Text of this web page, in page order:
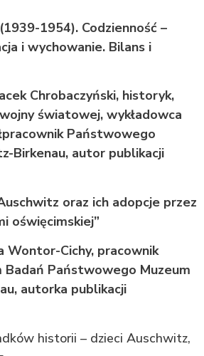
1954). Codzienność –
i wychowanie. Bilans i
Chrobaczyński, historyk,
światowej, wykładowca
Państwowego
Birkenau, autor publikacji
oraz ich adopcje przez
oświęcimskiej”
Wontor-Cichy, pracownik
Badań Państwowego Muzeum
autorka publikacji
historii – dzieci Auschwitz,